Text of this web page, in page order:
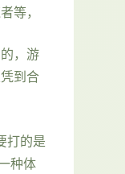
等，
，游
到合
打的是
种体